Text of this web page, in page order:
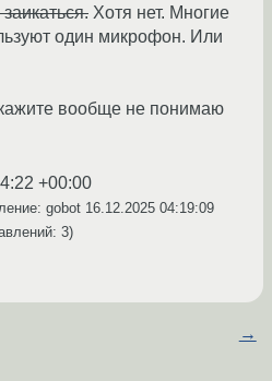
Хотя нет. Многие
один микрофон. Или
вообще не понимаю
+00:00
gobot 16.12.2025 04:19:09
3)
→